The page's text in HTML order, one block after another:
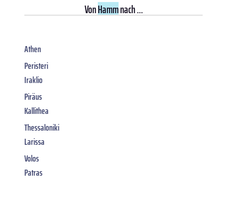
VonHammnach ...
Athen
Peristeri
Iraklio
Piräus
Kallithea
Thessaloniki
Larissa
Volos
Patras